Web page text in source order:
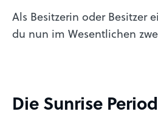
Als Besitzerin oder Besitzer
du nun im Wesentlichen
Die Sunrise Period